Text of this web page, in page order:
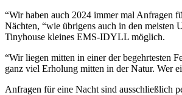
“Wir haben auch 2024 immer mal Anfragen
Nächten, “wie übrigens auch in den meisten
Tinyhouse kleines EMS-IDYLL möglich.
“Wir liegen mitten in einer der begehrtesten
ganz viel Erholung mitten in der Natur. Wer
Anfragen für eine Nacht sind ausschließlich